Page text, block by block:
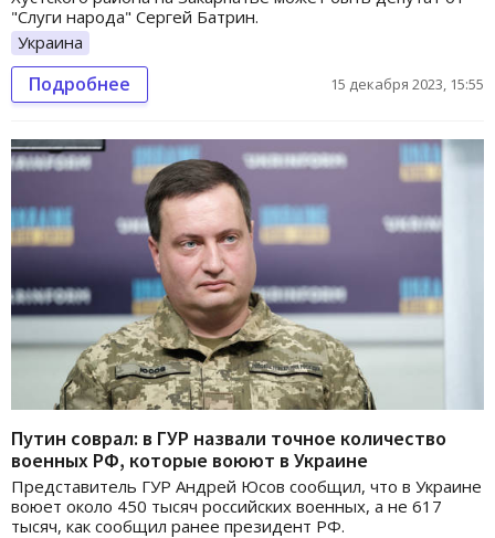
"Слуги народа" Сергей Батрин.
Украина
Подробнее 15 декабря 2023, 15:55
Путин соврал: в ГУР назвали точное количество
военных РФ, которые воюют в Украине
Представитель ГУР Андрей Юсов сообщил, что в Украине
воюет около 450 тысяч российских военных, а не 617
тысяч, как сообщил ранее президент РФ.